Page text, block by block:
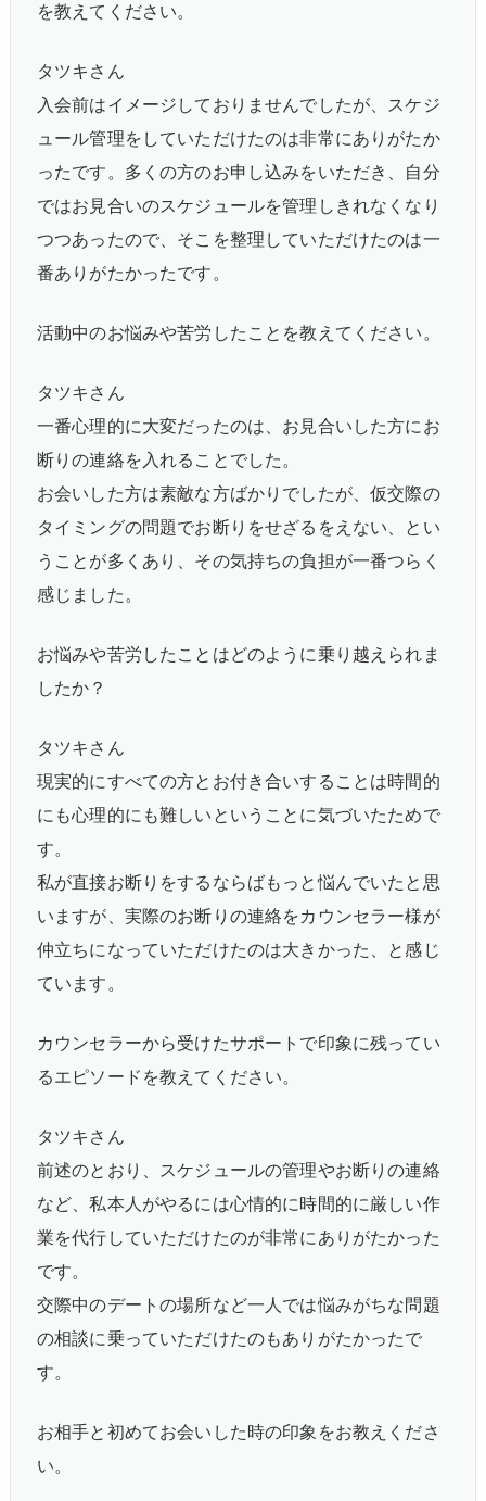
を教えてください。
タツキさん
入会前はイメージしておりませんでしたが、スケジ
ュール管理をしていただけたのは非常にありがたか
ったです。多くの方のお申し込みをいただき、自分
ではお見合いのスケジュールを管理しきれなくなり
つつあったので、そこを整理していただけたのは一
番ありがたかったです。
活動中のお悩みや苦労したことを教えてください。
タツキさん
一番心理的に大変だったのは、お見合いした方にお
断りの連絡を入れることでした。
お会いした方は素敵な方ばかりでしたが、仮交際の
タイミングの問題でお断りをせざるをえない、とい
うことが多くあり、その気持ちの負担が一番つらく
感じました。
お悩みや苦労したことはどのように乗り越えられま
したか？
タツキさん
現実的にすべての方とお付き合いすることは時間的
にも心理的にも難しいということに気づいたためで
す。
私が直接お断りをするならばもっと悩んでいたと思
いますが、実際のお断りの連絡をカウンセラー様が
仲立ちになっていただけたのは大きかった、と感じ
ています。
カウンセラーから受けたサポートで印象に残ってい
るエピソードを教えてください。
タツキさん
前述のとおり、スケジュールの管理やお断りの連絡
など、私本人がやるには心情的に時間的に厳しい作
業を代行していただけたのが非常にありがたかった
です。
交際中のデートの場所など一人では悩みがちな問題
の相談に乗っていただけたのもありがたかったで
す。
お相手と初めてお会いした時の印象をお教えくださ
い。